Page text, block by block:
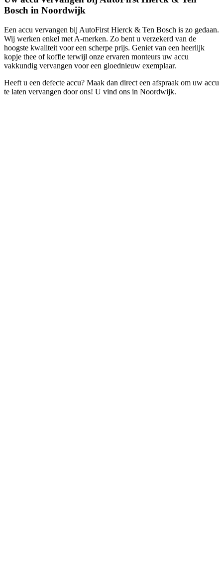
Bosch in Noordwijk
Een accu vervangen bij AutoFirst Hierck & Ten Bosch is zo gedaan.
Wij werken enkel met A-merken. Zo bent u verzekerd van de
hoogste kwaliteit voor een scherpe prijs. Geniet van een heerlijk
kopje thee of koffie terwijl onze ervaren monteurs uw accu
vakkundig vervangen voor een gloednieuw exemplaar.
Heeft u een defecte accu? Maak dan direct een afspraak om uw accu
te laten vervangen door ons! U vind ons in Noordwijk.